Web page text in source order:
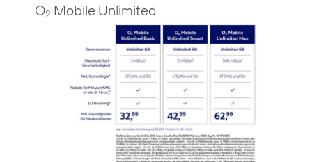
O2 Mobile Unlimited